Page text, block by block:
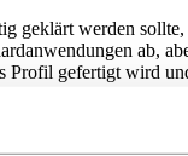
geklärt werden
ab,
Profil gefertigt wird
erfüllen muss.